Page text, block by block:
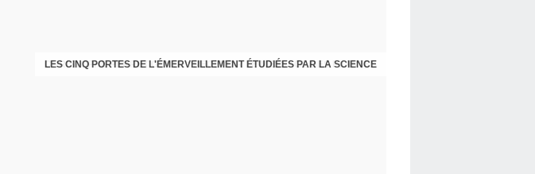
LES CINQ PORTES DE L'ÉMERVEILLEMENT ÉTUDIÉES PAR LA SCIENCE
CHRISTOPHE PERRET GENTIL : RECEVOIR LE MESSAGE DES PLANTES